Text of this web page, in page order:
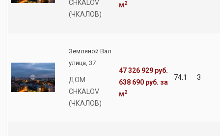
CHKALOV
(ЧКАЛОВ)
м2
Земляной Вал
улица, 37
ДОМ
CHKALOV
(ЧКАЛОВ)
47 326 929 руб.
638 690 руб. за
м2
74.1 3